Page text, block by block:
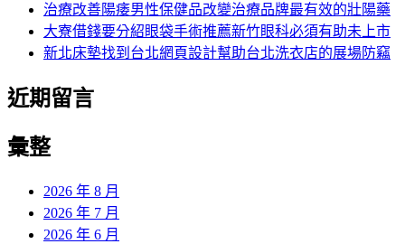
治療改善陽痿男性保健品改變治療品牌最有效的壯陽藥
大寮借錢要分紹眼袋手術推薦新竹眼科必須有助未上市
新北床墊找到台北網頁設計幫助台北洗衣店的展場防竊
近期留言
彙整
2026 年 8 月
2026 年 7 月
2026 年 6 月